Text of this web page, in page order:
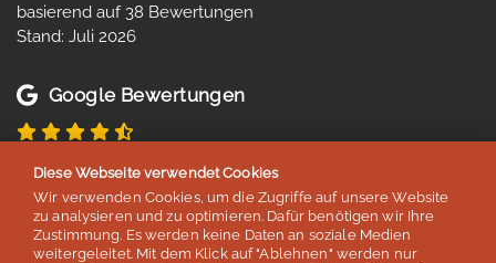
basierend auf 38 Bewertungen
Stand: Juli 2026
Google Bewertungen
4,8 von 5 Sternen
basierend auf 254 Bewertungen
Stand: Juli 2026
Diese Webseite verwendet Cookies
Wir verwenden Cookies, um die Zugriffe auf unsere Website
zu analysieren und zu optimieren. Dafür benötigen wir Ihre
Zustimmung. Es werden keine Daten an soziale Medien
weitergeleitet. Mit dem Klick auf "Ablehnen" werden nur